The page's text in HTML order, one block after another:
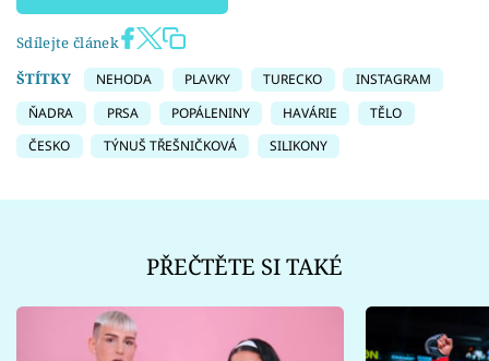
Sdílejte článek
ŠTÍTKY
NEHODA PLAVKY TURECKO
INSTAGRAM
ŇADRA
PRSA POPÁLENINY HAVÁRIE
TĚLO
ČESKO
TÝNUŠ TŘEŠNIČKOVÁ SILIKONY
PŘEČTĚTE SI TAKÉ